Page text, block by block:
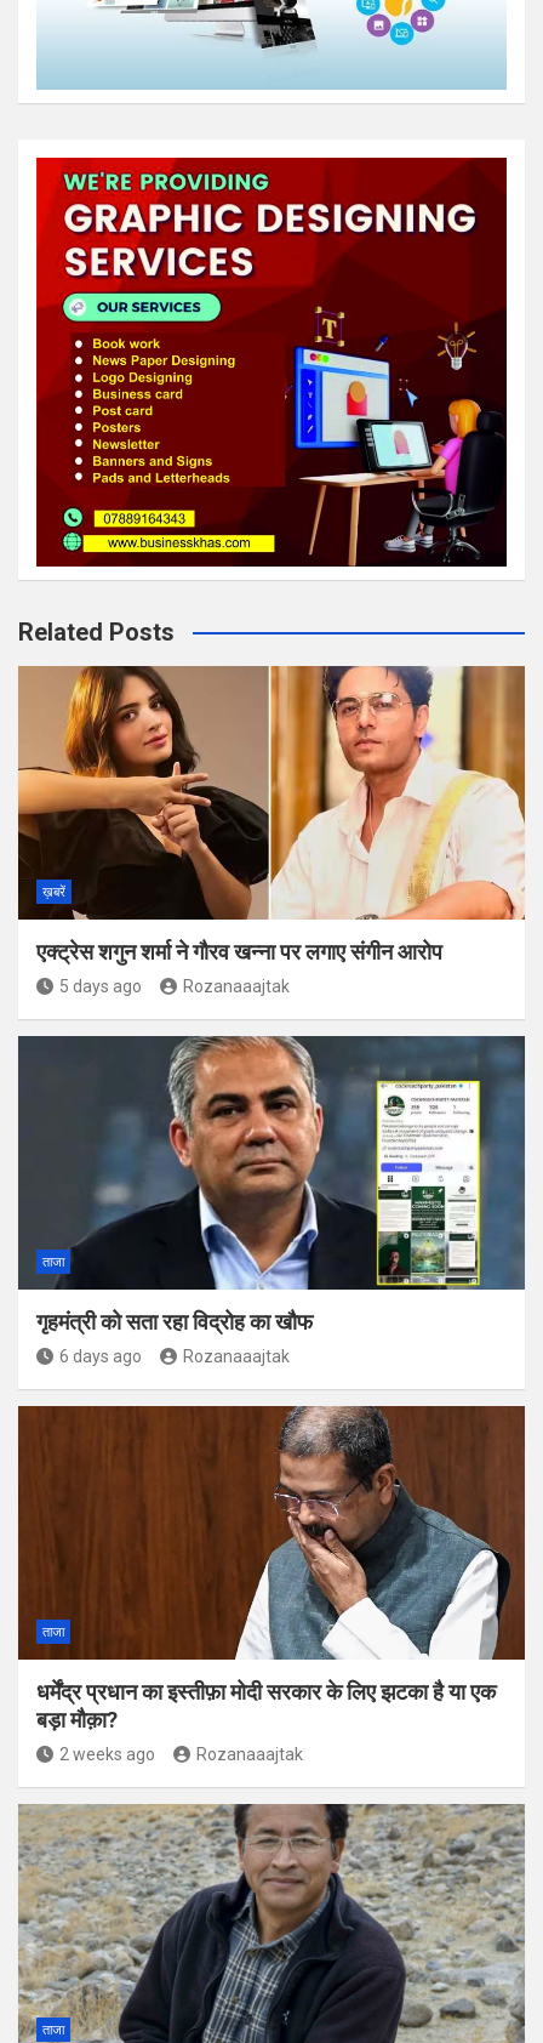
Related Posts
ख़बरें
एक्ट्रेस शगुन शर्मा ने गौरव खन्ना पर लगाए संगीन आरोप
5 days ago Rozanaaajtak
ताजा
गृहमंत्री को सता रहा विद्रोह का खौफ
6 days ago Rozanaaajtak
ताजा
धर्मेंद्र प्रधान का इस्तीफ़ा मोदी सरकार के लिए झटका है या एक
बड़ा मौक़ा?
2 weeks ago Rozanaaajtak
ताजा